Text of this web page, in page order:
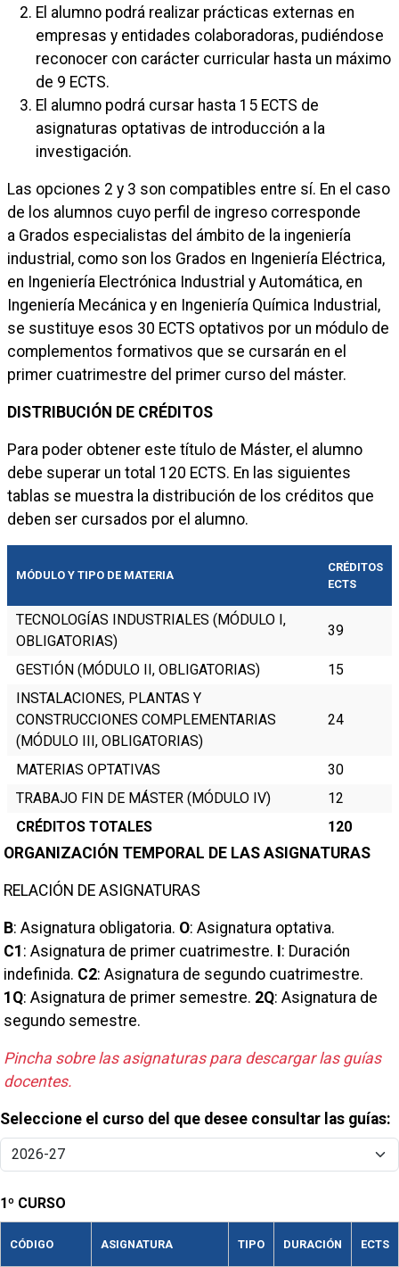
El alumno podrá realizar prácticas externas en
empresas y entidades colaboradoras, pudiéndose
reconocer con carácter curricular hasta un máximo
de 9 ECTS.
El alumno podrá cursar hasta 15 ECTS de
asignaturas optativas de introducción a la
investigación.
Las opciones 2 y 3 son compatibles entre sí. En el caso
de los alumnos cuyo perfil de ingreso corresponde
a Grados especialistas del ámbito de la ingeniería
industrial, como son los Grados en Ingeniería Eléctrica,
en Ingeniería Electrónica Industrial y Automática, en
Ingeniería Mecánica y en Ingeniería Química Industrial,
se sustituye esos 30 ECTS optativos por un módulo de
complementos formativos que se cursarán en el
primer cuatrimestre del primer curso del máster.
DISTRIBUCIÓN DE CRÉDITOS
Para poder obtener este título de Máster, el alumno
debe superar un total 120 ECTS. En las siguientes
tablas se muestra la distribución de los créditos que
deben ser cursados por el alumno.
MÓDULO Y TIPO DE MATERIA
CRÉDITOS
ECTS
TECNOLOGÍAS INDUSTRIALES (MÓDULO I,
OBLIGATORIAS)
39
GESTIÓN (MÓDULO II, OBLIGATORIAS)
15
INSTALACIONES, PLANTAS Y
CONSTRUCCIONES COMPLEMENTARIAS
(MÓDULO III, OBLIGATORIAS)
24
MATERIAS OPTATIVAS
30
TRABAJO FIN DE MÁSTER (MÓDULO IV)
12
CRÉDITOS TOTALES
120
ORGANIZACIÓN TEMPORAL DE LAS ASIGNATURAS
RELACIÓN DE ASIGNATURAS
B: Asignatura obligatoria. O: Asignatura optativa.
C1 : Asignatura de primer cuatrimestre. : Duración
indefinida. C2: Asignatura de segundo cuatrimestre.
1Q: Asignatura de primer semestre. 2Q: Asignatura de
segundo semestre.
Pincha sobre las asignaturas para descargar las guías
docentes.
Seleccione el curso del que desee consultar las guías:
1º CURSO
CÓDIGO ASIGNATURA TIPO DURACIÓN ECTS